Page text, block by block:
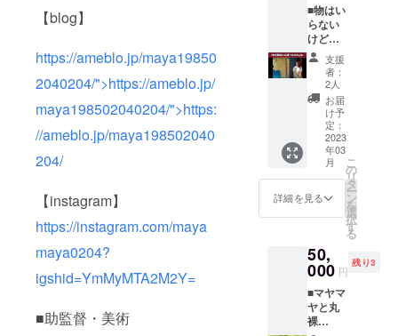
【blog】
https://ameblo.jp/maya19850
2040204/">https://ameblo.jp/
maya198502040204/">https:
//ameblo.jp/maya198502040
204/
【instagram】
https://instagram.com/maya
maya0204?
igshid=YmMyMTA2M2Y=
■助監督・美術
認定さ
れたヘ
ンプの
CBD が
300mg
が含ま
れてい
ます。
それだ
けでな
くオメ
ガ3と6
が身体
にとっ
のバラ
ンスで
保有さ
れ、フ
リーラ
ジカル
【insta
gram】
https://i
nstagra
m.com/
stargat
e_33.66
_yukari
igshid=
YmMy
MTA2M
2Y= 有
効期
限:2023
/7/31ま
定シー
トを
メール
で送付
ampaig
n=g7JA
bFbYTX
nzGSA
cq-
09tQ-
298263
有効期
限:2023
/7/31ま
でに鑑
応援し
たい！
と共鳴
して下
さる方
にお会
い出来
たら嬉
しいで
す。 ■
必要な
もの 備
2023年
の２月
時、希
望場所
を記入
お願い
致しま
す。も
こから
こちら
でいく
つか候
補を探
してご
連絡致
しま
す。 も
れなく
マニ
アック
な話題
が豊富
らな
かった
未来の
未知な
る可能
希望画
材、希
望モ
チーフ
をお知
らせく
ださ
い。(家
族、
ペット
画、動
物、抽
象画、
龍等) す
です。
・今回
はクラ
ファン
限定の
オー
■物はい
らない
けど応
援しま
す！と
いう軽
やかで
心優し
い方。
クラ
ファン
が終了
しまし
たら監
督真弥
（プロ
推命鑑
定師）
の2023
年オリ
ジナル
運勢
支援
者：
2人
お届
け予
定：
2023
年03
月
詳細を見る
こ
の
リ
タ
ー
ン
を
選
択
す
る
50,
000 円
残り3
■マヤマ
ヤと丸
裸